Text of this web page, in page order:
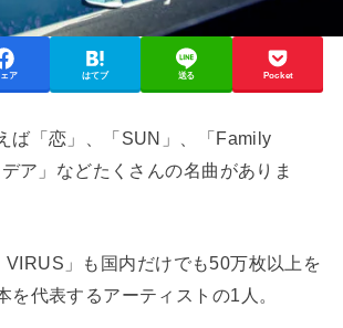
ア はてブ 送る Pocket
ば「恋」、「SUN」、「Family
ア」などたくさんの名曲がありま
」も国内だけでも50万枚以上を
を代表するアーティストの1人。